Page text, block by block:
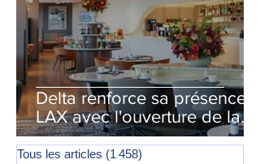
Delta renforce sa présence à
LAX avec l'ouverture de la
première phase d'un second
salon Delta One
Tous les articles (1 458)